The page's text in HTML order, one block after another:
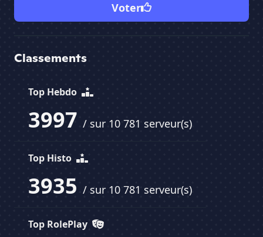
Voter
Classements
Top Hebdo
3997 / sur 10 781 serveur(s)
Top Histo
3935 / sur 10 781 serveur(s)
Top RolePlay